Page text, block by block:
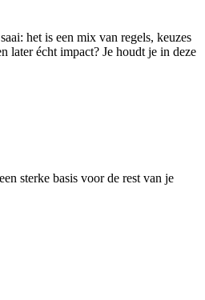
het is een mix van regels, keuzes
later écht impact? Je houdt je in deze
sterke basis voor de rest van je